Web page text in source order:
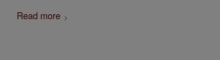
Read more